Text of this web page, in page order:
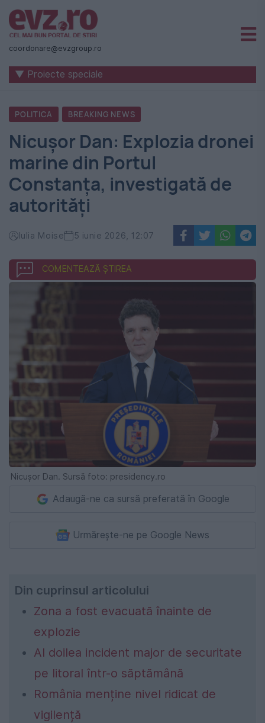
Știri
naționale
internaționale
România
-
Evenimentul
Zilei
coordonare@evzgroup.ro
▼ Proiecte speciale
POLITICA BREAKING NEWS
Nicușor Dan: Explozia dronei
marine din Portul
Constanța, investigată de
autorități
Iulia Moise 5 iunie 2026, 12:07
COMENTEAZĂ ȘTIREA
Nicușor Dan. Sursă foto: presidency.ro
Adaugă-ne ca sursă preferată în Google
Urmărește-ne pe Google News
Din cuprinsul articolului
Zona a fost evacuată înainte de
explozie
Al doilea incident major de securitate
pe litoral într-o săptămână
România menține nivel ridicat de
vigilență